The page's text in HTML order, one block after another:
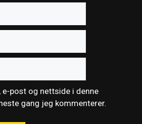
e-post og nettside i denne
gang jeg kommenterer.